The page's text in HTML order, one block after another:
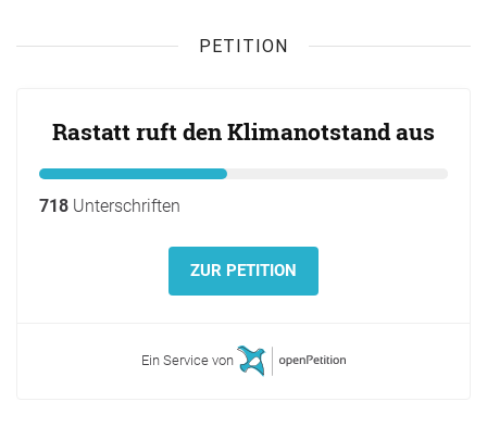
PETITION
Rastatt ruft den Klimanotstand aus
718 Unterschriften
ZUR PETITION
Ein Service von